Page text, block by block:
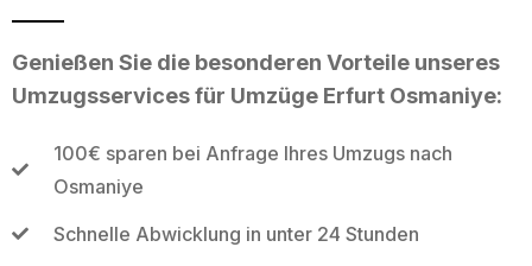
Genießen Sie die besonderen Vorteile unseres
Umzugsservices für Umzüge Erfurt Osmaniye:
100€ sparen bei Anfrage Ihres Umzugs nach
Osmaniye
Schnelle Abwicklung in unter 24 Stunden